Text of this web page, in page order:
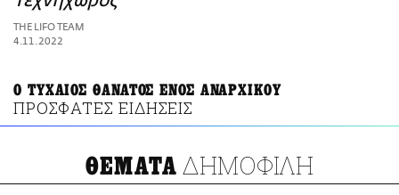
ΑΜΠΑ
PRINT
THE LIFO TEAM
4.11.2022
Ο ΤΥΧΑΙΟΣ ΘΑΝΑΤΟΣ ΕΝΟΣ ΑΝΑΡΧΙΚΟΥ
ΠΡΟΣΦΑΤΕΣ ΕΙΔΗΣΕΙΣ
ΘΕΜΑΤΑ ΔΗΜΟΦΙΛΗ